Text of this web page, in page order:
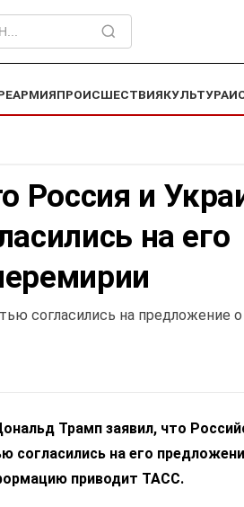
АРМИЯПРОИСШЕСТВИЯКУЛЬТУРА
Россия и
на его
согласились на предложение
Трамп заявил, что
согласились на его
приводит ТАСС.